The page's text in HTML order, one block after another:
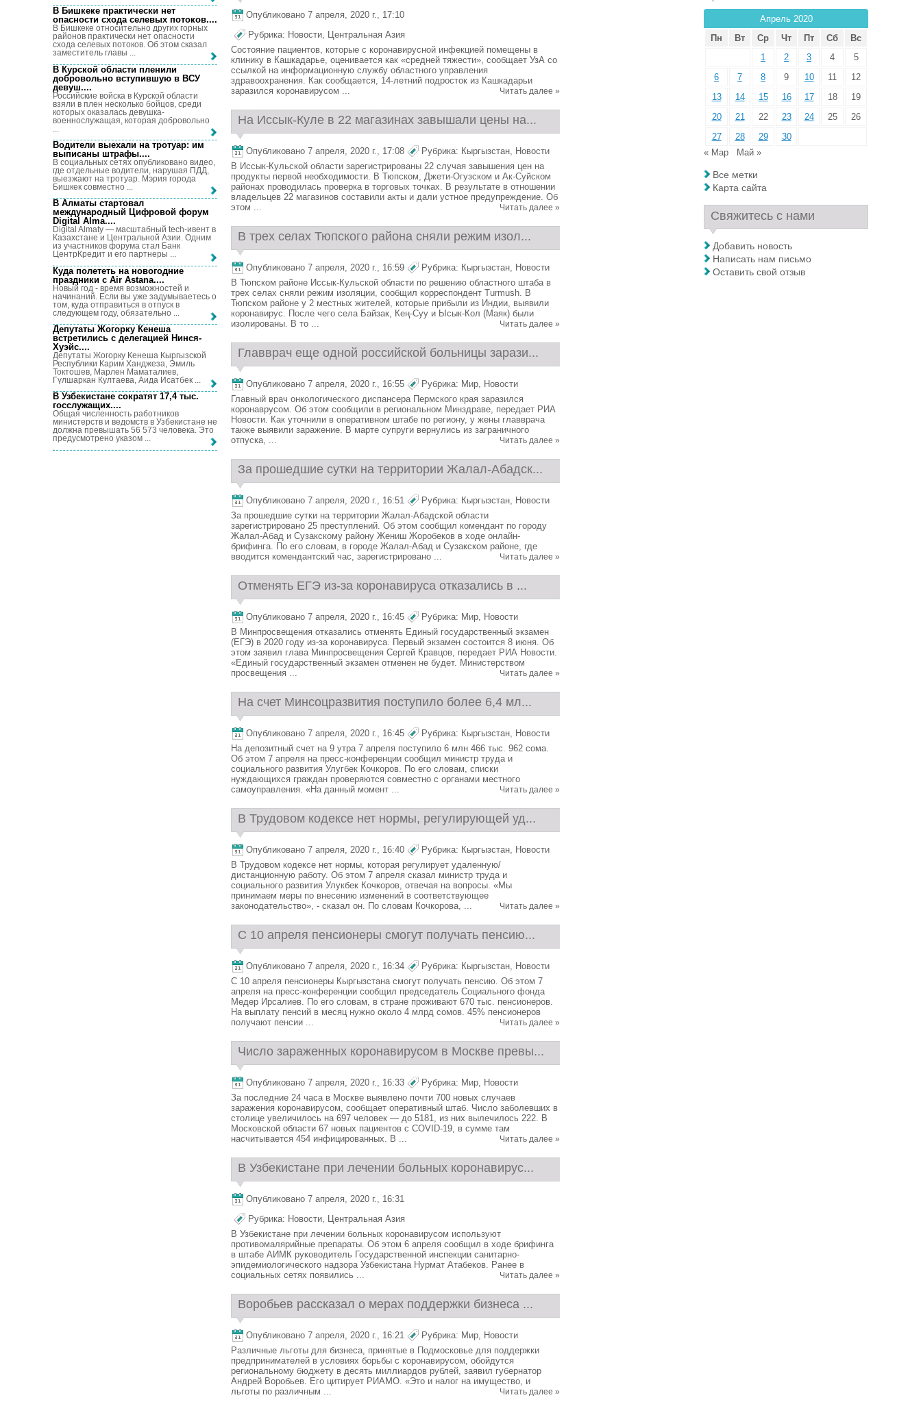
Опубликовано 7 апреля, 2020 г., 17:10
Рубрика: Новости, Центральная Азия
Состояние пациентов, которые с коронавирусной инфекцией помещены в
клинику в Кашкадарье, оценивается как «средней тяжести», сообщает УзА со
ссылкой на информационную службу областного управления
здравоохранения. Как сообщается, 14-летний подросток из Кашкадарьи
заразился коронавирусом ...
Читать далее »
На Иссык-Куле в 22 магазинах завышали цены на...
Опубликовано 7 апреля, 2020 г., 17:08 Рубрика: Кыргызстан, Новости
В Иссык-Кульской области зарегистрированы 22 случая завышения цен на
продукты первой необходимости. В Тюпском, Джети-Огузском и Ак-Суйском
районах проводилась проверка в торговых точках. В результате в отношении
владельцев 22 магазинов составили акты и дали устное предупреждение. Об
этом ...
Читать далее »
В трех селах Тюпского района сняли режим изол...
Опубликовано 7 апреля, 2020 г., 16:59 Рубрика: Кыргызстан, Новости
В Тюпском районе Иссык-Кульской области по решению областного штаба в
трех селах сняли режим изоляции, сообщил корреспондент Turmush. В
Тюпском районе у 2 местных жителей, которые прибыли из Индии, выявили
коронавирус. После чего села Байзак, Кең-Суу и Ысык-Кол (Маяк) были
изолированы. В то ...
Читать далее »
Главврач еще одной российской больницы зарази...
Опубликовано 7 апреля, 2020 г., 16:55 Рубрика: Мир, Новости
Главный врач онкологического диспансера Пермского края заразился
коронаврусом. Об этом сообщили в региональном Минздраве, передает РИА
Новости. Как уточнили в оперативном штабе по региону, у жены главврача
также выявили заражение. В марте супруги вернулись из заграничного
отпуска, ...
Читать далее »
За прошедшие сутки на территории Жалал-Абадск...
Опубликовано 7 апреля, 2020 г., 16:51 Рубрика: Кыргызстан, Новости
За прошедшие сутки на территории Жалал-Абадской области
зарегистрировано 25 преступлений. Об этом сообщил комендант по городу
Жалал-Абад и Сузакскому району Жениш Жоробеков в ходе онлайн-
брифинга. По его словам, в городе Жалал-Абад и Сузакском районе, где
вводится комендантский час, зарегистрировано ...
Читать далее »
Отменять ЕГЭ из-за коронавируса отказались в ...
Опубликовано 7 апреля, 2020 г., 16:45 Рубрика: Мир, Новости
В Минпросвещения отказались отменять Единый государственный экзамен
(ЕГЭ) в 2020 году из-за коронавируса. Первый экзамен состоится 8 июня. Об
этом заявил глава Минпросвещения Сергей Кравцов, передает РИА Новости.
«Единый государственный экзамен отменен не будет. Министерством
просвещения ...
Читать далее »
На счет Минсоцразвития поступило более 6,4 мл...
Опубликовано 7 апреля, 2020 г., 16:45 Рубрика: Кыргызстан, Новости
На депозитный счет на 9 утра 7 апреля поступило 6 млн 466 тыс. 962 сома.
Об этом 7 апреля на пресс-конференции сообщил министр труда и
социального развития Улугбек Кочкоров. По его словам, списки
нуждающихся граждан проверяются совместно с органами местного
самоуправления. «На данный момент ...
Читать далее »
В Трудовом кодексе нет нормы, регулирующей уд...
Опубликовано 7 апреля, 2020 г., 16:40 Рубрика: Кыргызстан, Новости
В Трудовом кодексе нет нормы, которая регулирует удаленную/
дистанционную работу. Об этом 7 апреля сказал министр труда и
социального развития Улукбек Кочкоров, отвечая на вопросы. «Мы
принимаем меры по внесению изменений в соответствующее
законодательство», - сказал он. По словам Кочкорова, ...
Читать далее »
С 10 апреля пенсионеры смогут получать пенсию...
Опубликовано 7 апреля, 2020 г., 16:34 Рубрика: Кыргызстан, Новости
С 10 апреля пенсионеры Кыргызстана смогут получать пенсию. Об этом 7
апреля на пресс-конференции сообщил председатель Социального фонда
Медер Ирсалиев. По его словам, в стране проживают 670 тыс. пенсионеров.
На выплату пенсий в месяц нужно около 4 млрд сомов. 45% пенсионеров
получают пенсии ...
Читать далее »
Число зараженных коронавирусом в Москве превы...
Опубликовано 7 апреля, 2020 г., 16:33 Рубрика: Мир, Новости
За последние 24 часа в Москве выявлено почти 700 новых случаев
заражения коронавирусом, сообщает оперативный штаб. Число заболевших в
столице увеличилось на 697 человек — до 5181, из них вылечилось 222. В
Московской области 67 новых пациентов с COVID-19, в сумме там
насчитывается 454 инфицированных. В ...
Читать далее »
В Узбекистане при лечении больных коронавирус...
Опубликовано 7 апреля, 2020 г., 16:31
Рубрика: Новости, Центральная Азия
В Узбекистане при лечении больных коронавирусом используют
противомалярийные препараты. Об этом 6 апреля сообщил в ходе брифинга
в штабе АИМК руководитель Государственной инспекции санитарно-
эпидемиологического надзора Узбекистана Нурмат Атабеков. Ранее в
социальных сетях появились ...
Читать далее »
Воробьев рассказал о мерах поддержки бизнеса ...
Опубликовано 7 апреля, 2020 г., 16:21 Рубрика: Мир, Новости
Различные льготы для бизнеса, принятые в Подмосковье для поддержки
предпринимателей в условиях борьбы с коронавирусом, обойдутся
региональному бюджету в десять миллиардов рублей, заявил губернатор
Андрей Воробьев. Его цитирует РИАМО. «Это и налог на имущество, и
льготы по различным ...
Читать далее »
В Бишкеке практически нет
опасности схода селевых потоков....
В Бишкеке относительно других горных
районов практически нет опасности
схода селевых потоков. Об этом сказал
заместитель главы ...
В Курской области пленили
добровольно вступившую в ВСУ
девуш....
Российские войска в Курской области
взяли в плен несколько бойцов, среди
которых оказалась девушка-
военнослужащая, которая добровольно
Водители выехали на тротуар: им
выписаны штрафы....
В социальных сетях опубликовано видео,
где отдельные водители, нарушая ПДД,
выезжают на тротуар. Мэрия города
Бишкек совместно ...
В Алматы стартовал
международный Цифровой форум
Digital Alma....
Digital Almaty — масштабный tech-ивент в
Казахстане и Центральной Азии. Одним
из участников форума стал Банк
ЦентрКредит и его партнеры ...
Куда полететь на новогодние
праздники с Air Astana....
Новый год - время возможностей и
начинаний. Если вы уже задумываетесь о
том, куда отправиться в отпуск в
следующем году, обязательно ...
Депутаты Жогорку Кенеша
встретились с делегацией Нинся-
Хуэйс....
Депутаты Жогорку Кенеша Кыргызской
Республики Карим Ханджеза, Эмиль
Токтошев, Марлен Маматалиев,
Гүлшаркан Култаева, Аида Исатбек ...
В Узбекистане сократят 17,4 тыс.
госслужащих....
Общая численность работников
министерств и ведомств в Узбекистане не
должна превышать 56 573 человека. Это
предусмотрено указом ...
Апрель 2020
Пн
Вт Ср Чт Пт Сб
Вс
1
2 3 4
5
6
7 8 9 10 11
12
13
14 15 16 17 18
19
20
21 22 23 24 25
26
27
28 29
30
« Мар
Май »
Все метки
Карта сайта
Свяжитесь с нами
Добавить новость
Написать нам письмо
Оставить свой отзыв